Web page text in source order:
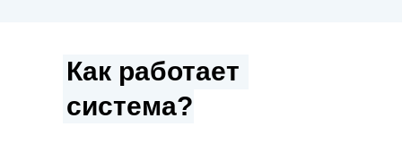
Как работает
система?